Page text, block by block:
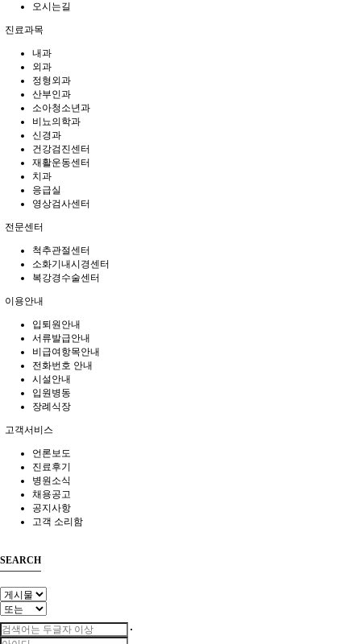
오시는길
진료과목
내과
외과
정형외과
산부인과
소아청소년과
비뇨의학과
신경과
건강검진센터
재활운동센터
치과
응급실
영상검사센터
전문센터
척추관절센터
소화기내시경센터
복강경수술센터
이용안내
입퇴원안내
서류발급안내
비급여항목안내
전화번호 안내
시설안내
입원병동
장례식장
고객서비스
언론보도
진료후기
병원소식
채용공고
공지사항
고객 소리함
SEARCH